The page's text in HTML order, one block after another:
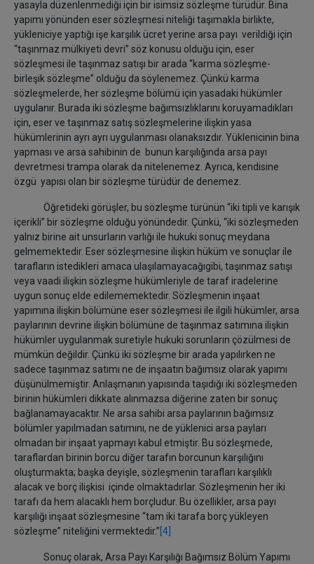
yasayla düzenlenmediği için bir isimsiz sözleşme türüdür. Bina
yapımı yönünden eser sözleşmesi niteliği taşımakla birlikte,
yükleniciye yaptığı işe karşılık ücret yerine arsa payı verildiği için
“taşınmaz mülkiyeti devri” söz konusu olduğu için, eser
sözleşmesi ile taşınmaz satışı bir arada “karma sözleşme-
birleşik sözleşme” olduğu da söylenemez. Çünkü karma
sözleşmelerde, her sözleşme bölümü için yasadaki hükümler
uygulanır. Burada iki sözleşme bağımsızlıklarını koruyamadıkları
için, eser ve taşınmaz satış sözleşmelerine ilişkin yasa
hükümlerinin ayrı ayrı uygulanması olanaksızdır. Yüklenicinin bina
yapması ve arsa sahibinin de bunun karşılığında arsa payı
devretmesi trampa olarak da nitelenemez. Ayrıca, kendisine
özgü yapısı olan bir sözleşme türüdür de denemez.
Öğretideki görüşler, bu sözleşme türünün “iki tipli ve karışık
içerikli” bir sözleşme olduğu yönündedir. Çünkü, “iki sözleşmeden
yalnız birine ait unsurların varlığı ile hukuki sonuç meydana
gelmemektedir. Eser sözleşmesine ilişkin hüküm ve sonuçlar ile
tarafların istedikleri amaca ulaşılamayacağıgibi, taşınmaz satışı
veya vaadi ilişkin sözleşme hükümleriyle de taraf iradelerine
uygun sonuç elde edilememektedir. Sözleşmenin inşaat
yapımına ilişkin bölümüne eser sözleşmesi ile ilgili hükümler, arsa
paylarının devrine ilişkin bölümüne de taşınmaz satımına ilişkin
hükümler uygulanmak suretiyle hukuki sorunların çözülmesi de
mümkün değildir. Çünkü iki sözleşme bir arada yapılırken ne
sadece taşınmaz satımı ne de inşaatın bağımsız olarak yapımı
düşünülmemiştir. Anlaşmanın yapısında taşıdığı iki sözleşmeden
birinin hükümleri dikkate alınmazsa diğerine zaten bir sonuç
bağlanamayacaktır. Ne arsa sahibi arsa paylarının bağımsız
bölümler yapılmadan satımını, ne de yüklenici arsa payları
olmadan bir inşaat yapmayı kabul etmiştir. Bu sözleşmede,
taraflardan birinin borcu diğer tarafın borcunun karşılığını
oluşturmakta; başka deyişle, sözleşmenin tarafları karşılıklı
alacak ve borç ilişkisi içinde olmaktadırlar. Sözleşmenin her iki
tarafı da hem alacaklı hem borçludur. Bu özellikler, arsa payı
karşılığı inşaat sözleşmesine “tam iki tarafa borç yükleyen
sözleşme” niteliğini vermektedir.” [4]
Sonuç olarak, Arsa Payı Karşılığı Bağımsız Bölüm Yapımı